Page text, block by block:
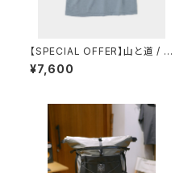
【SPECIAL OFFER】山と道 / 1
00% MERINO LIGHT TANK
（WOMEN）
¥7,600